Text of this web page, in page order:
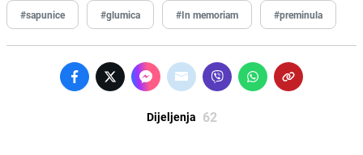
#sapunice #glumica #In memoriam #preminula
Dijeljenja 62